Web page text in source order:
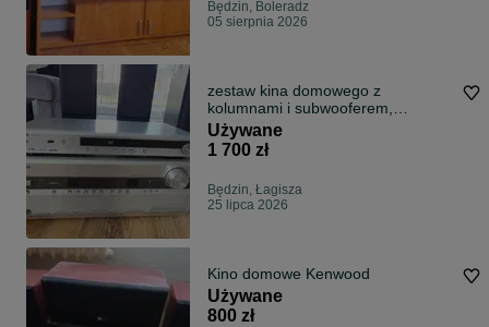
Będzin, Boleradz
05 sierpnia 2026
zestaw kina domowego z
kolumnami i subwooferem,
(ONKYO + Quadral)
Używane
1 700 zł
Będzin, Łagisza
25 lipca 2026
Kino domowe Kenwood
Używane
800 zł